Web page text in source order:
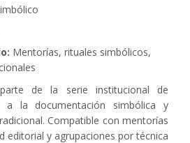
Mentorías, rituales simbólicos,
de la serie institucional de
a la documentación simbólica y
Compatible con mentorías
editorial y agrupaciones por técnica